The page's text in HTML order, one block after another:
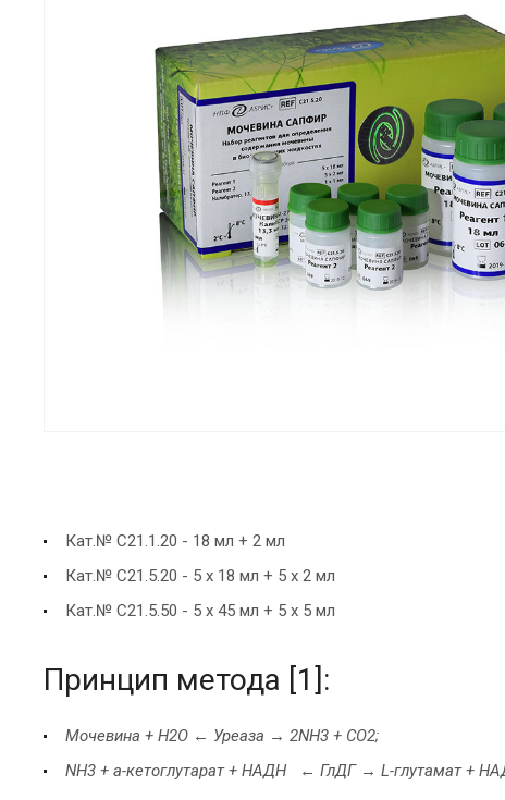
Кат.№ С21.1.20 - 18 мл + 2 мл
Кат.№ С21.5.20 - 5 х 18 мл + 5 х 2 мл
Кат.№ С21.5.50 - 5 х 45 мл + 5 х 5 мл
Принцип метода [1]:
Мочевина + Н2О ← Уреаза → 2NH3 + CO2;
NH3 + a-кетоглутарат+ НАДН ← ГлДГ → L-глутамат+